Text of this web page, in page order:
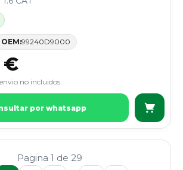
OEM:99240D9000
€
no incluidos.
por whatsapp
Pagina 1 de 29